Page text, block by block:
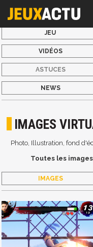
JEU
VIDÉOS
ASTUCES
NEWS
IMAGES
Photo, Illustration, fond
Toutes les
IMAGES